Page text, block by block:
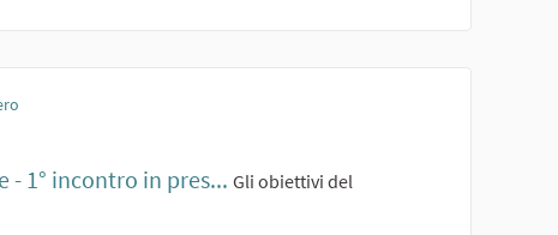
1° incontro in pres... Gli obiettivi del